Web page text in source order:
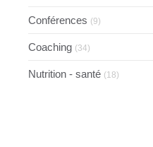
Conférences (9)
Coaching (34)
Nutrition - santé (18)